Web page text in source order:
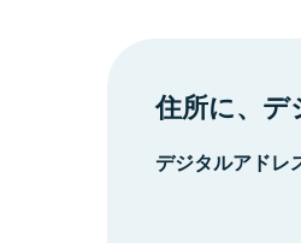
住所に、デ
デジタルアドレ